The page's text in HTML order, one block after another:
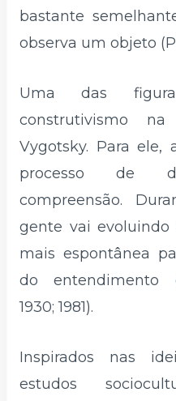
bastante
observa um objeto
Uma das
construtivismo
Vygotsky. Para ele,
processo de
compreensão.
gente vai
mais espontânea
do entendimento
1930; 1981).
Inspirados nas
estudos